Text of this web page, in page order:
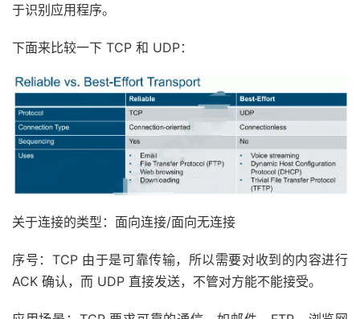
于识别应用程序。
下面来比较一下 TCP 和 UDP：
关于连接的类型：面向连接/面向无连接
序号：TCP 由于是可靠传输，所以需要对收到的内容进行
ACK 确认，而 UDP 直接发送，不管对方能不能接受。